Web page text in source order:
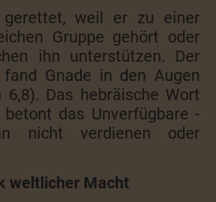
weil er zu einer
Gruppe gehört oder
ihn unterstützen. Der
Gnade in den Augen
6,8). Das hebräische Wort
das Unverfügbare -
nicht verdienen oder
weltlicher Macht